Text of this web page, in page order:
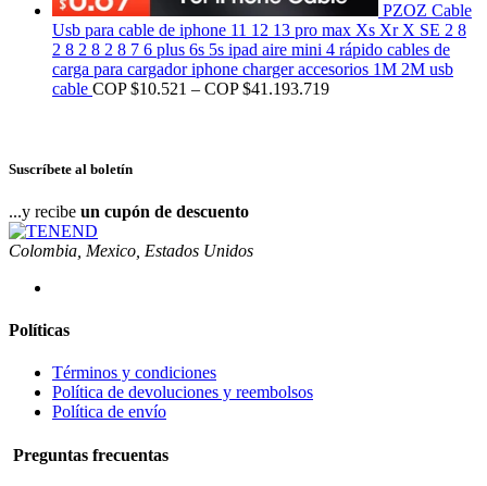
PZOZ Cable
Usb para cable de iphone 11 12 13 pro max Xs Xr X SE 2 8
2 8 2 8 2 8 7 6 plus 6s 5s ipad aire mini 4 rápido cables de
carga para cargador iphone charger accesorios 1M 2M usb
cable COP $10.521 – COP $41.193.719
Suscríbete al boletín
...y recibe un cupón de descuento
Colombia, Mexico, Estados Unidos
Políticas
Términos y condiciones
Política de devoluciones y reembolsos
Política de envío
Preguntas frecuentas